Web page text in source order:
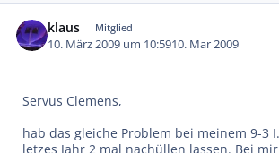
klaus Mitglied
10. März 2009 um 10:5910. Mar 2009
Servus Clemens,
hab das gleiche Problem bei meinem 9-3
letzes Jahr 2 mal nachüllen lassen. Bei